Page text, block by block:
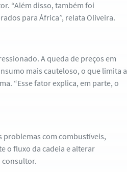
“Além disso, também foi
para África”, relata Oliveira.
A queda de preços em
mais cauteloso, o que limita a
“Esse fator explica, em parte, o
problemas com combustíveis,
o fluxo da cadeia e alterar
consultor.